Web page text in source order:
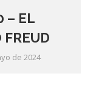
– EL
de 2024